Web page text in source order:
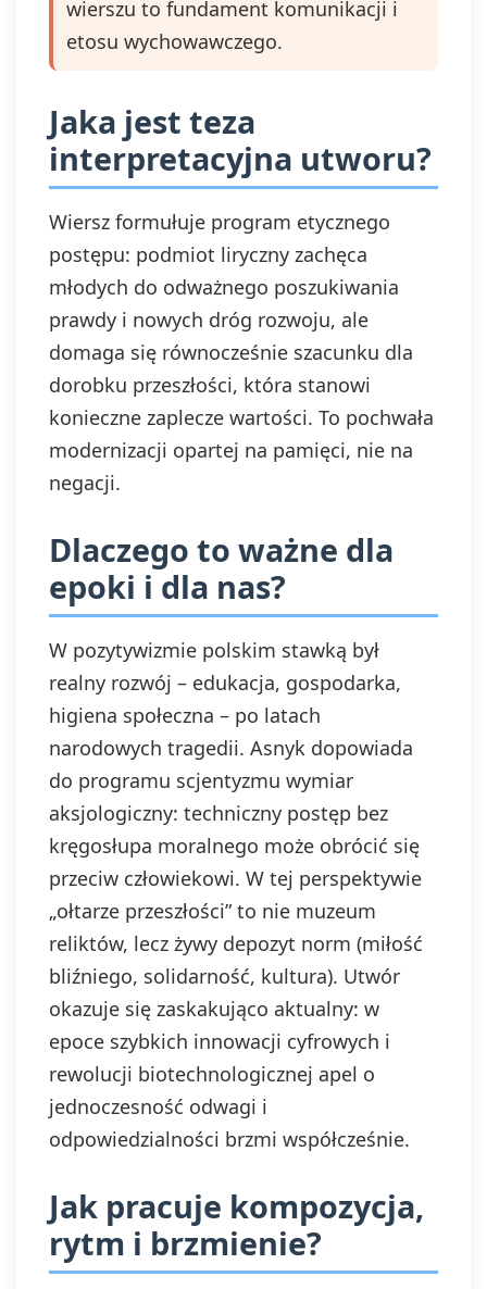
usunięcia,
przetwarzania,
danych, prawo do
wniesienia
sprzeciwu wobec
przetwarzania, a
także prawo do
wniesienia skargi
do organu
nadzorczego. Masz
swoją zgodę w
dowolnym
wpływu na
zgodność z
prawem
przetwarzania,
wycofaniem.
Wycofanie zgody
jest możliwe
poprzez kontakt z
Administratorem na
adres e-mail:
admin@dyktanda.pl
lub naciśniecie
się" znajdującego
się w
wiadomościach e-
mail od nas.
wierszu to fundament komunikacji i
etosu wychowawczego.
Jaka jest teza
interpretacyjna utworu?
Wiersz formułuje program etycznego
postępu: podmiot liryczny zachęca
młodych do odważnego poszukiwania
prawdy i nowych dróg rozwoju, ale
domaga się równocześnie szacunku dla
dorobku przeszłości, która stanowi
konieczne zaplecze wartości. To pochwała
modernizacji opartej na pamięci, nie na
negacji.
Dlaczego to ważne dla
epoki i dla nas?
W pozytywizmie polskim stawką był
realny rozwój – edukacja, gospodarka,
higiena społeczna – po latach
narodowych tragedii. Asnyk dopowiada
do programu scjentyzmu wymiar
aksjologiczny: techniczny postęp bez
kręgosłupa moralnego może obrócić się
przeciw człowiekowi. W tej perspektywie
„ołtarze przeszłości” to nie muzeum
reliktów, lecz żywy depozyt norm (miłość
bliźniego, solidarność, kultura). Utwór
okazuje się zaskakująco aktualny: w
epoce szybkich innowacji cyfrowych i
rewolucji biotechnologicznej apel o
jednoczesność odwagi i
odpowiedzialności brzmi współcześnie.
Jak pracuje kompozycja,
rytm i brzmienie?